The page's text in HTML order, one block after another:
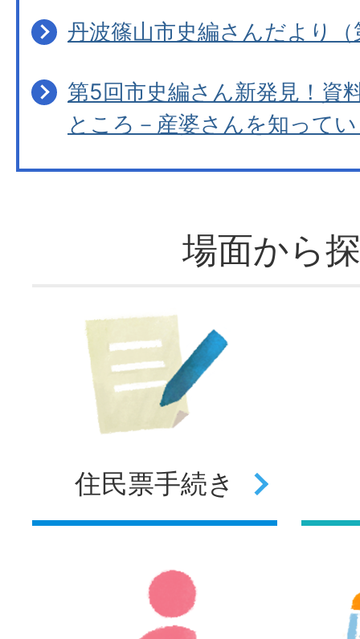
丹波篠山市史編さんだより（
第5回市史編さん新発見！資
ところ－産婆さんを知って
場面から
住民票手続き